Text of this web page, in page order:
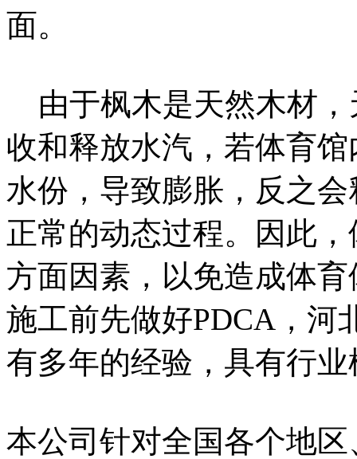
面。
由于枫木是天然木材，
收和释放水汽，若体育
水份，导致膨胀，反之
正常的动态过程。因此
方面因素，以免造成体
施工前先做好PDCA，河
有多年的经验，具有行
本公司针对全国各个地